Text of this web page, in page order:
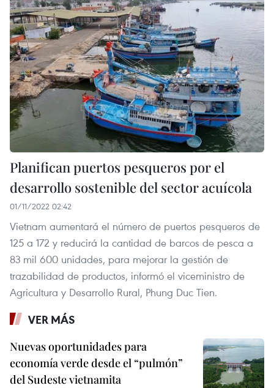
Planifican puertos pesqueros por el
desarrollo sostenible del sector acuícola
01/11/2022 02:42
Vietnam aumentará el número de puertos pesqueros de
125 a 172 y reducirá la cantidad de barcos de pesca a
83 mil 600 unidades, para mejorar la gestión de
trazabilidad de productos, informó el viceministro de
Agricultura y Desarrollo Rural, Phung Duc Tien.
VER MÁS
Nuevas oportunidades para
economía verde desde el “pulmón”
del Sudeste vietnamita